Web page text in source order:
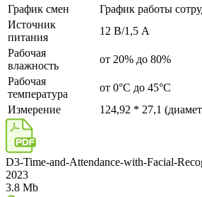
График смен
График работы
Источник
питания
12 В/1,5 А
Рабочая
влажность
от 20% до 80%
Рабочая
температура
от 0°С до 45°С
Измерение
124,92 * 27,1
D3-Time-and-Attendance-with-Facial-
2023
3.8 Mb